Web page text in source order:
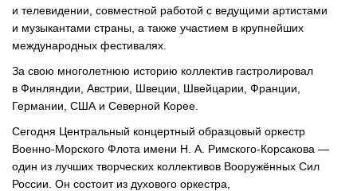
и телевидении, совместной работой с ведущими артистами
и музыкантами страны, а также участием в крупнейших
международных фестивалях.
За свою многолетнюю историю коллектив гастролировал
в Финляндии, Австрии, Швеции, Швейцарии, Франции,
Германии, США и Северной Корее.
Сегодня Центральный концертный образцовый оркестр
Военно-Морского Флота имени Н. А. Римского-Корсакова —
один из лучших творческих коллективов Вооружённых Сил
России. Он состоит из духового оркестра,